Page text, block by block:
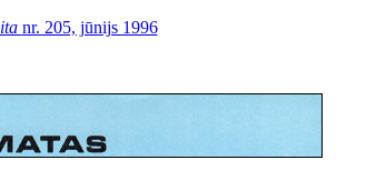
nr. 205, jūnijs 1996